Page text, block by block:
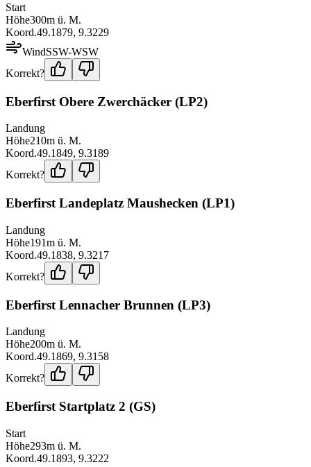
Start
Höhe300m ü. M.
Koord.49.1879, 9.3229
WindSSW-WSW
Korrekt?
Eberfirst Obere Zwerchäcker (LP2)
Landung
Höhe210m ü. M.
Koord.49.1849, 9.3189
Korrekt?
Eberfirst Landeplatz Maushecken (LP1)
Landung
Höhe191m ü. M.
Koord.49.1838, 9.3217
Korrekt?
Eberfirst Lennacher Brunnen (LP3)
Landung
Höhe200m ü. M.
Koord.49.1869, 9.3158
Korrekt?
Eberfirst Startplatz 2 (GS)
Start
Höhe293m ü. M.
Koord.49.1893, 9.3222